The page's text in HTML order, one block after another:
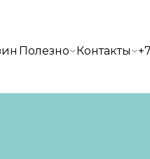
Полезно Контакты
чем